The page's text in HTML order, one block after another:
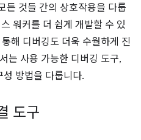
든 것들 간의 상호작용을 다룹
워커를 더 쉽게 개발할 수 있
해 디버깅도 더욱 수월하게 진
는 사용 가능한 디버깅 도구,
방법을 다룹니다.
도구